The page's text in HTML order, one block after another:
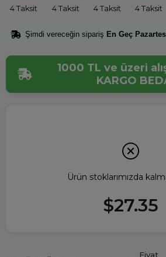
4 Taksit 4 Taksit 4 Taksit 4 Taksit
Şimdi vereceğin sipariş En Geç
1000 TL ve üzeri
KARGO
Ürün stoklarımızda
$27.35
Fiyat